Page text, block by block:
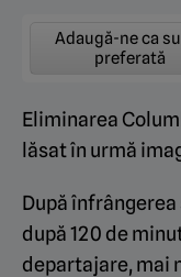
Adaugă-ne ca
preferată
Eliminarea
lăsat în urmă
După
după 120 de
departajare, mai